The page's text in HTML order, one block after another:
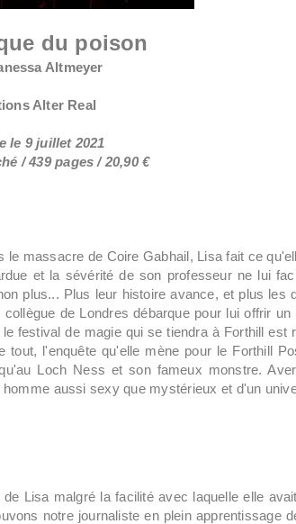
du poison
Altmeyer
Alter Real
le 9 juillet 2021
/ 439 pages / 20,90 €
le massacre de Coire Gabhail, Lisa fait ce
et la sévérité de son professeur ne lui
plus... Plus leur histoire avance, et plus les
de Londres débarque pour lui offrir
festival de magie qui se tiendra à Forthill est
l'enquête qu'elle mène pour le Forthill
Loch Ness et son fameux monstre.
aussi sexy que mystérieux et d'un
Lisa malgré la facilité avec laquelle elle
notre journaliste en plein apprentissage